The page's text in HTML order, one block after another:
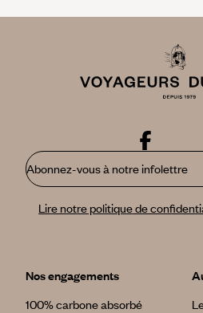
Abonnez-vous à notre infolettre
Lire notre politique de
Nos engagements
100% carbone absorbé